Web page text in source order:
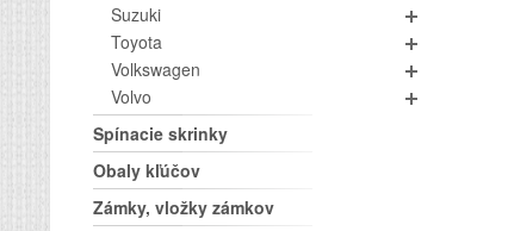
Suzuki
Toyota
Volkswagen
Volvo
Spínacie skrinky
Obaly kľúčov
Zámky, vložky zámkov